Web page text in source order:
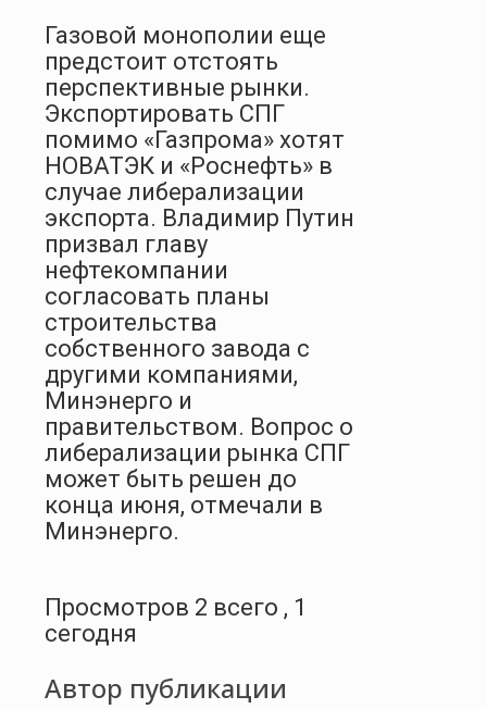
Газовой монополии еще
предстоит отстоять
перспективные рынки.
Экспортировать СПГ
помимо «Газпрома» хотят
НОВАТЭК и «Роснефть» в
случае либерализации
экспорта. Владимир Путин
призвал главу
нефтекомпании
согласовать планы
строительства
собственного завода с
другими компаниями,
Минэнерго и
правительством. Вопрос о
либерализации рынка СПГ
может быть решен до
конца июня, отмечали в
Минэнерго.
Просмотров 2 всего , 1
сегодня
Автор публикации